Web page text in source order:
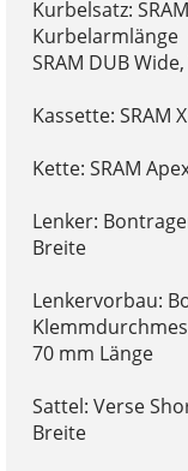
Kurbelsatz:
Kurbelarmlänge
SRAM DUB
Kassette: SRAM
Kette: SRAM
Lenker:
Breite
Lenkervorbau:
70 mm Länge
Sattel: Verse
Breite